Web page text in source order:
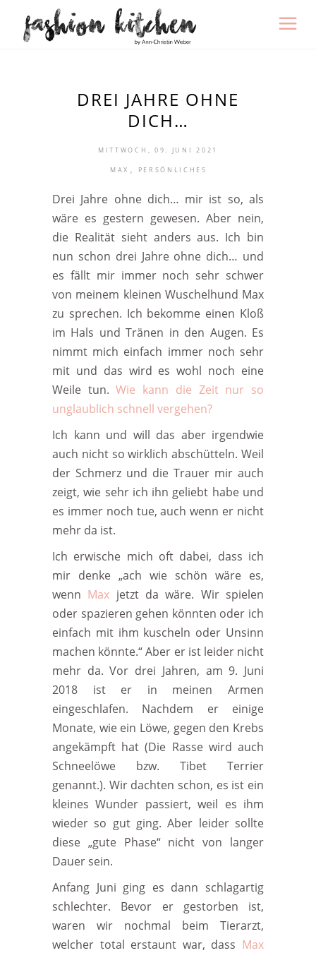
DREI JAHRE OHNE
DICH…
MITTWOCH, 09. JUNI 2021
MAX , PERSÖNLICHES
Drei Jahre ohne dich… mir ist so, als
wäre es gestern gewesen. Aber nein,
die Realität sieht anders aus. Ich bin
nun schon drei Jahre ohne dich… und
es fällt mir immer noch sehr schwer
von meinem kleinen Wuschelhund Max
zu sprechen. Ich bekomme einen Kloß
im Hals und Tränen in den Augen. Es
nimmt mich einfach immer noch sehr
mit und das wird es wohl noch eine
Weile tun.Wie kann die Zeit nur so
unglaublich schnell vergehen?
Ich kann und will das aber irgendwie
auch nicht so wirklich abschütteln. Weil
der Schmerz und die Trauer mir auch
zeigt, wie sehr ich ihn geliebt habe und
es immer noch tue, auch wenn er nicht
mehr da ist.
Ich erwische mich oft dabei, dass ich
mir denke „ach wie schön wäre es,
wenn Max jetzt da wäre. Wir spielen
oder spazieren gehen könnten oder ich
einfach mit ihm kuscheln oder Unsinn
machen könnte.“ Aber er ist leider nicht
mehr da. Vor drei Jahren, am 9. Juni
2018 ist er in meinen Armen
eingeschlafen. Nachdem er einige
Monate, wie ein Löwe, gegen den Krebs
angekämpft hat (Die Rasse wird auch
Schneelöwe bzw. Tibet Terrier
genannt.). Wir dachten schon, es ist ein
kleines Wunder passiert, weil es ihm
wieder so gut ging. Aber leider sollte
diese „gute Phase“ nicht von langer
Dauer sein.
Anfang Juni ging es dann schlagartig
schlechter. Bevor er gestorben ist,
waren wir nochmal beim Tierarzt,
welcher total erstaunt war, dass Max